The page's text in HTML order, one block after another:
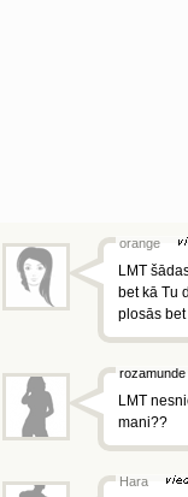
orange
LMT
bet kā Tu
plosās
rozamunde
LMT
mani??
Hara